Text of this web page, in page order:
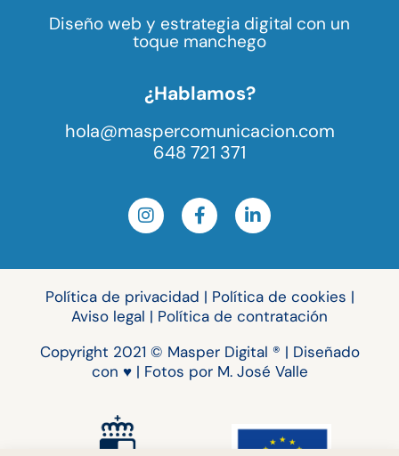
Diseño web y estrategia digital con un
toque manchego
¿Hablamos?
hola@maspercomunicacion.com
648 721 371
Política de privacidad | Política de cookies |
Aviso legal | Política de contratación
Copyright 2021 © Masper Digital ® | Diseñado
con ♥ | Fotos por M. José Valle